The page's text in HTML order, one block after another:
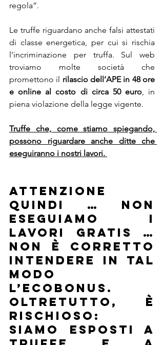
regola”.
Le truffe riguardano anche falsi attestati
di classe energetica, per cui si rischia
l’incriminazione per truffa. Sul web
troviamo molte società che
promettono il rilascio dell’APE in 48 ore
e online al costo di circa 50 euro, in
piena violazione della legge vigente.
Truffe che, come stiamo spiegando,
possono riguardare anche ditte che
eseguiranno i nostri lavori.
ATTENZIONE
QUINDI … NON
ESEGUIAMO I
LAVORI GRATIS …
non è corretto
intendere in tal
modo
l’Ecobonus.
Oltretutto, è
RISCHIOSO:
siamo esposti a